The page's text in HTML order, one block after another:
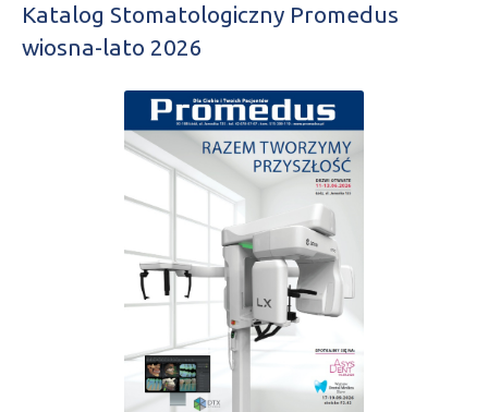
Katalog Stomatologiczny Promedus
wiosna-lato 2026